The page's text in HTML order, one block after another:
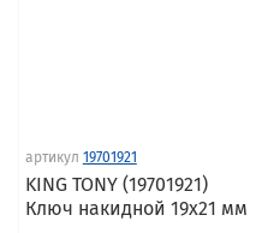
артикул 19701921
KING TONY (19701921)
Ключ накидной 19x21 мм